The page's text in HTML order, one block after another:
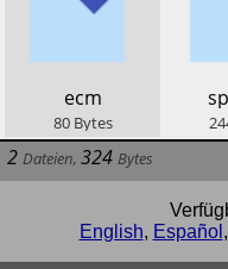
​ecm
80 Bytes
2 Dateien, 324 Bytes
English, Español ,